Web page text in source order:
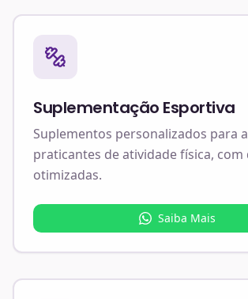
Suplementação Esportiva
Suplementos personalizados para
praticantes de atividade física, com
otimizadas.
Saiba Mais